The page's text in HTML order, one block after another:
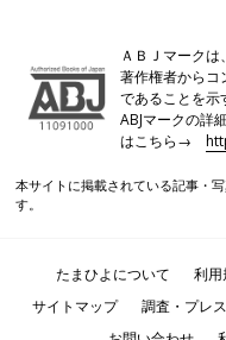
ＡＢＪマークは
著作権者からコ
であることを示
ABJマークの詳
はこちら→
本サイトに掲載されている記事・
す。
たまひよについて 利用
サイトマップ
調査・プレ